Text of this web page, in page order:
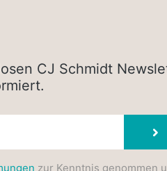
CJ Schmidt
zur Kenntnis genommen